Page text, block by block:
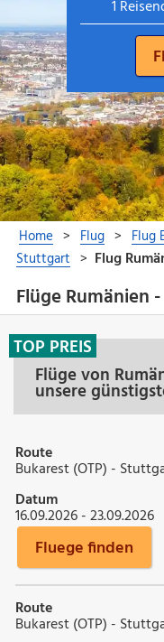
Flüge Rumänien
Flüge von
unsere
TOP PREIS
Route
Bukarest (OTP) -
Datum
16.09.2026 - 23.09.2026
Fluege finden
Route
Bukarest (OTP) -